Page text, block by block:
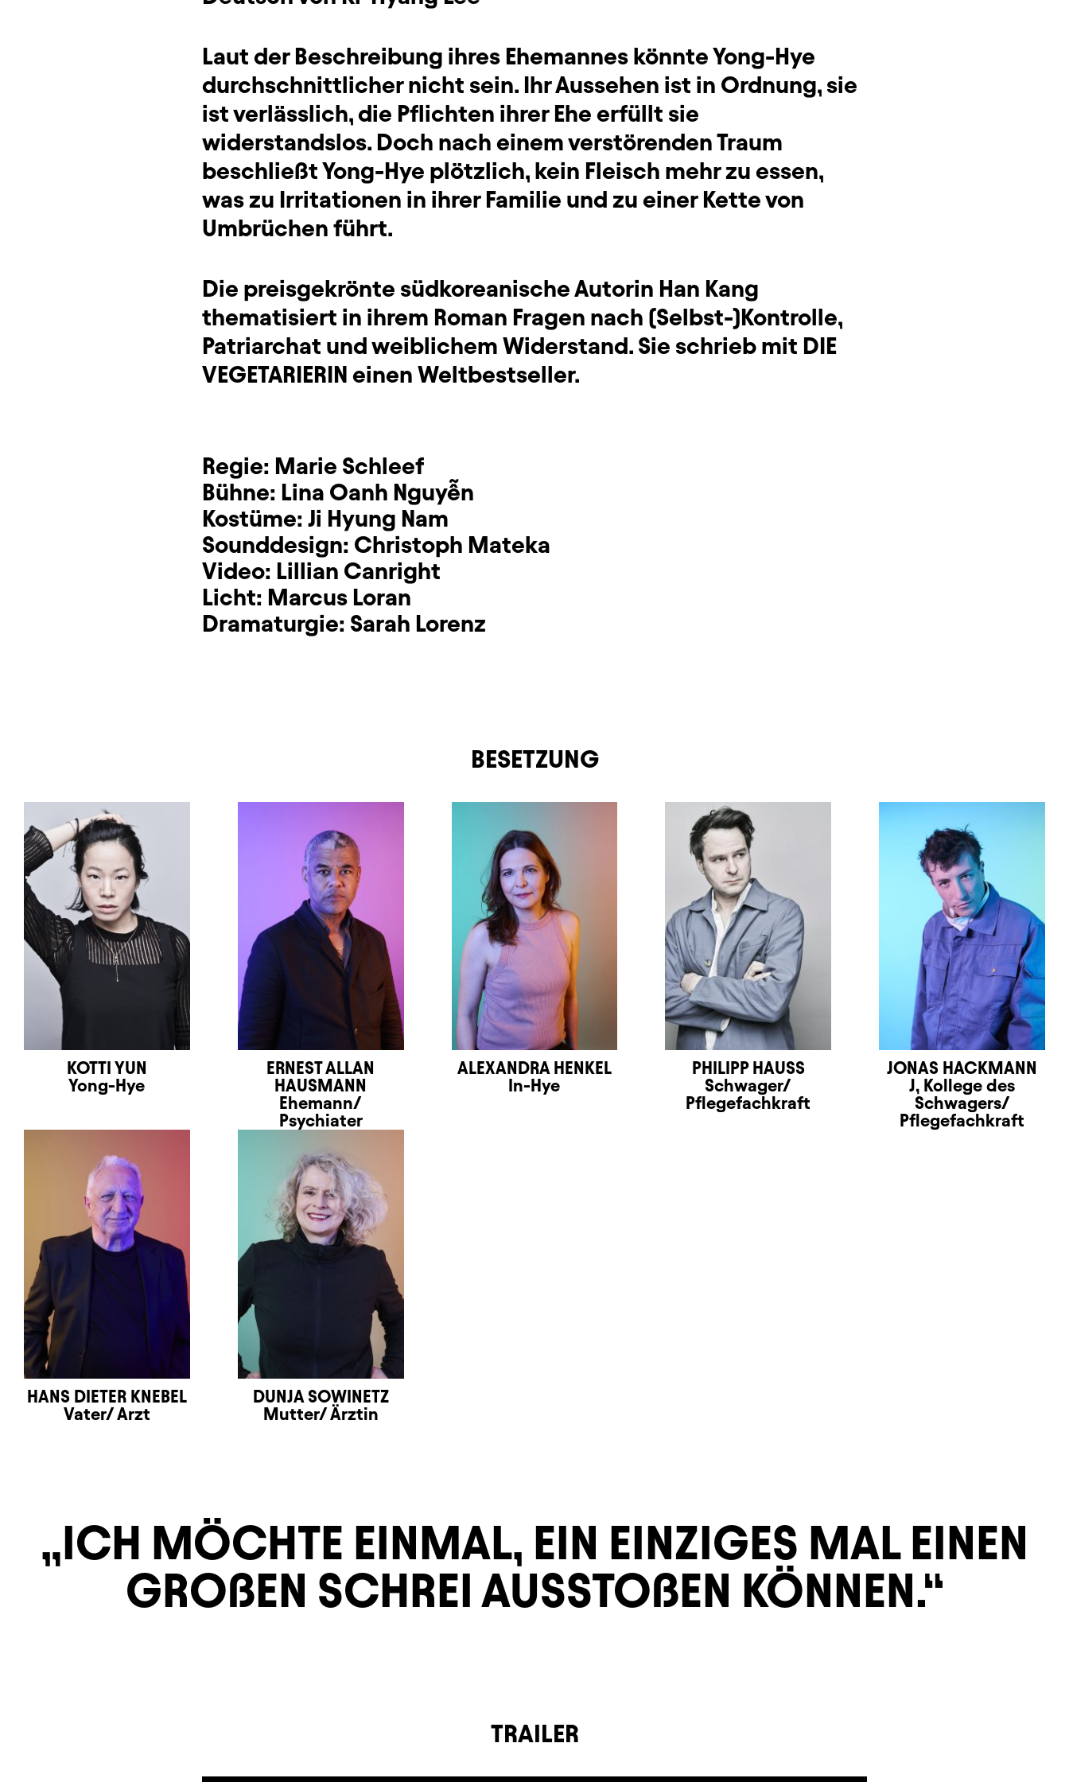
Laut der Beschreibung ihres Ehemannes könnte Yong-Hye
durchschnittlicher nicht sein. Ihr Aussehen ist in Ordnung, sie
ist verlässlich, die Pflichten ihrer Ehe erfüllt sie
widerstandslos. Doch nach einem verstörenden Traum
beschließt Yong-Hye plötzlich, kein Fleisch mehr zu essen,
was zu Irritationen in ihrer Familie und zu einer Kette von
Umbrüchen führt.
Die preisgekrönte südkoreanische Autorin Han Kang
thematisiert in ihrem Roman Fragen nach (Selbst-)Kontrolle,
Patriarchat und weiblichem Widerstand. Sie schrieb mit DIE
VEGETARIERIN einen Weltbestseller.
Regie: Marie Schleef
Bühne: Lina Oanh Nguyễn
Kostüme: Ji Hyung Nam
Sounddesign: Christoph Mateka
Video: Lillian Canright
Licht: Marcus Loran
Dramaturgie: Sarah Lorenz
BESETZUNG
KOTTI YUN
Yong-Hye
ERNEST ALLAN
HAUSMANN
Ehemann/
Psychiater
ALEXANDRA HENKEL
In-Hye
PHILIPP HAUSS
Schwager/
Pflegefachkraft
JONAS HACKMANN
J, Kollege des
Schwagers/
Pflegefachkraft
HANS DIETER KNEBEL
Vater/ Arzt
DUNJA SOWINETZ
Mutter/ Ärztin
ICH MÖCHTE EINMAL, EIN EINZIGES MAL EINEN
GROßEN SCHREI AUSSTOßEN KÖNNEN.
TRAILER